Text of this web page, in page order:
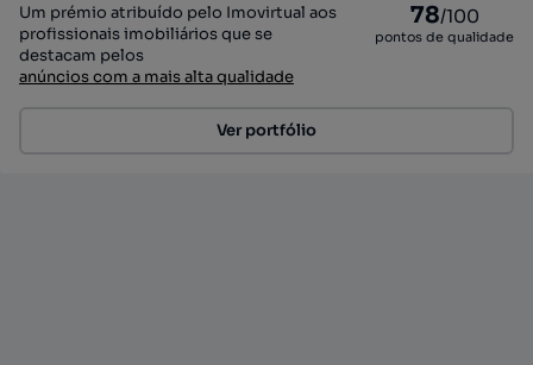
Um prémio atribuído pelo Imovirtual aos
profissionais imobiliários que se
destacam pelos
anúncios com a mais alta qualidade
78/100
pontos de qualidade
Ver portfólio